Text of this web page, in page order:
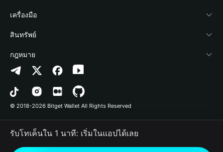
ข่าวสารด้านคริปโต
ศูนย์ช่วยเหลือ
ติดต่อเรา
ทรัพยากรข้อมูลของแบรนด์
อาชีพ
Payfi Crypto
Crypto Swap API
Altcoin Season Index
Prediction Markets
DApp
RWA
เชื่อมต่อ Wallet
Bitget Wallet Pay
ลิสต์โปรเจกต์
Protection Fund
เทคโนโลยีความปลอดภัย
เครื่องมือ
ซื้อคริปโต
การตรวจจับการอนุญาต
การตรวจจับสัญญา
การโอนเป็นชุด
สินทรัพย์
Arbitrum
Avalanche
Bitcoin
Polygon
กฎหมาย
นโยบายความเป็นส่วนตัว
ข้อตกลงในการใช้บริการ
© 2018-2026 Bitget Wallet All Rights Reserved
รับโทเค็นใน 1 นาที: เริ่มในแอปได้เลย